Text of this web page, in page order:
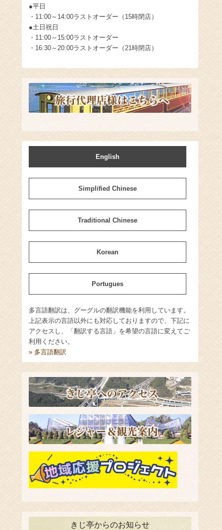
●平日
・11:00～14:00ラストオーダー（15時閉店）
●土日祝日
・11:00～15:00ラストオーダー
・16:30～20:00ラストオーダー（21時閉店）
English
Simplified Chinese
Traditional Chinese
Korean
Portugues
多言語翻訳は、グーグルの翻訳機能を利用しています。
上記表示の言語以外にも対応しておりますので、下記に
アクセスし、「翻訳する言語」を希望の言語に変えてご
利用ください。
» 多言語翻訳
きじ亭からのお知らせ